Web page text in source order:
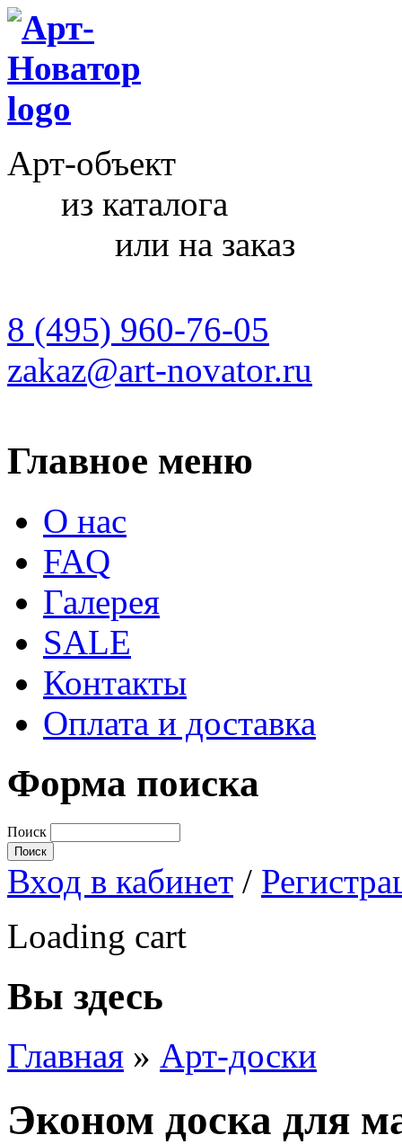
Арт-объект
из каталога
или на заказ
8 (495) 960-76-05
zakaz@art-novator.ru
Главное меню
О нас
FAQ
Галерея
SALE
Контакты
Оплата и доставка
Форма поиска
Поиск
Вход в кабинет /
Loading cart
Вы здесь
Главная » Арт-доски
Эконом доска для